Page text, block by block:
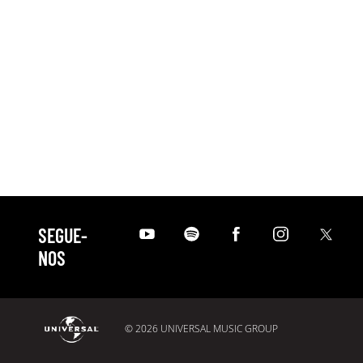
SEGUE-
NOS
© 2026 UNIVERSAL MUSIC GROUP